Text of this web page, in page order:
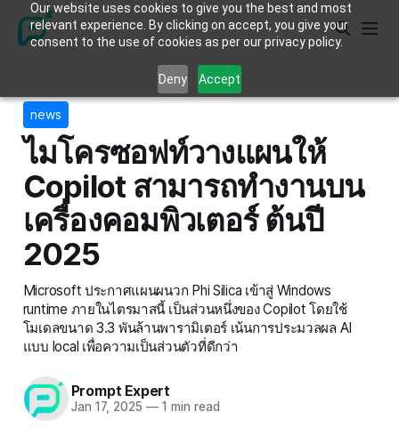
Our website uses cookies to give you the best and most
relevant experience. By clicking on accept, you give your
consent to the use of cookies as per our privacy policy.
Deny Accept
news
ไมโครซอฟท์วางแผนให้
Copilot สามารถทำงานบน
เครื่องคอมพิวเตอร์ ต้นปี
2025
Microsoft ประกาศแผนผนวก Phi Silica เข้าสู่ Windows
runtime ภายในไตรมาสนี้ เป็นส่วนหนึ่งของ Copilot โดยใช้
โมเดลขนาด 3.3 พันล้านพารามิเตอร์ เน้นการประมวลผล AI
แบบ local เพื่อความเป็นส่วนตัวที่ดีกว่า
Prompt Expert
Jan 17, 2025 —1 min read